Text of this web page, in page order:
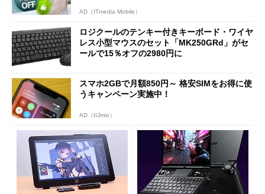
AD（ITmedia Mobile）
ロジクールのテンキー付きキーボード・ワイヤ
レス小型マウスのセット「MK250GRd」がセ
ールで15％オフの2980円に
スマホ2GBで月額850円～ 格安SIMをお得に使
うキャンペーン実施中！
AD（IIJmio）